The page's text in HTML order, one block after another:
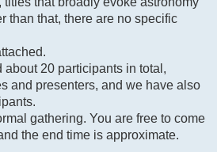
than that, there are no specific
about 20 participants in total,
and presenters, and we have also
gathering. You are free to come
the end time is approximate.